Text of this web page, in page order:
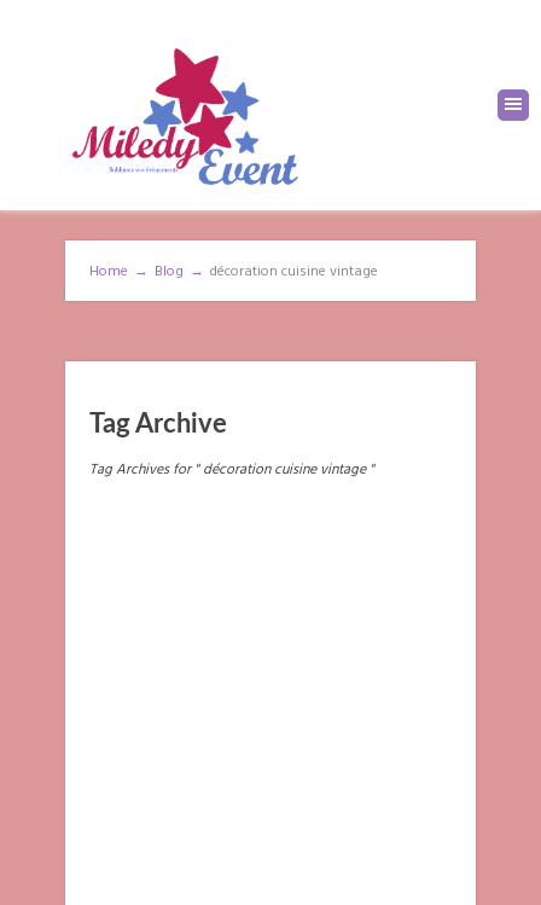
Home → Blog → décoration cuisine vintage
Tag Archive
Tag Archives for " décoration cuisine vintage "